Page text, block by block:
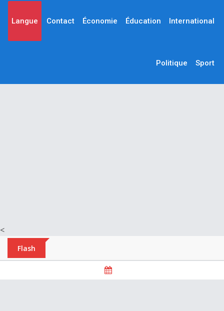
<
Langue Contact Économie Éducation International
Politique Sport
Flash